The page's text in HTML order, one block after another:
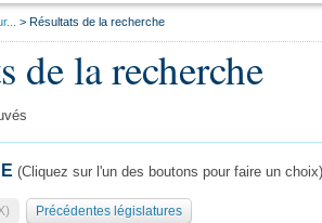
Résultats de la recherche
de la recherche
(Cliquez sur l'un des boutons pour faire un choix)
Précédentes législatures